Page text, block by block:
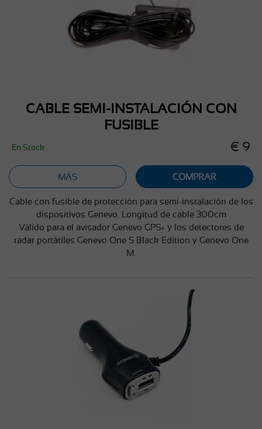
CABLE SEMI-INSTALACIÓN CON
FUSIBLE
€ 9
En Stock
MÁS COMPRAR
Cable con fusible de protección para semi-instalación de los
dispositivos Genevo. Longitud de cable 300cm
Válido para el avisador Genevo GPS+ y los detectores de
radar portátiles Genevo One S Black Edition y Genevo One
M.